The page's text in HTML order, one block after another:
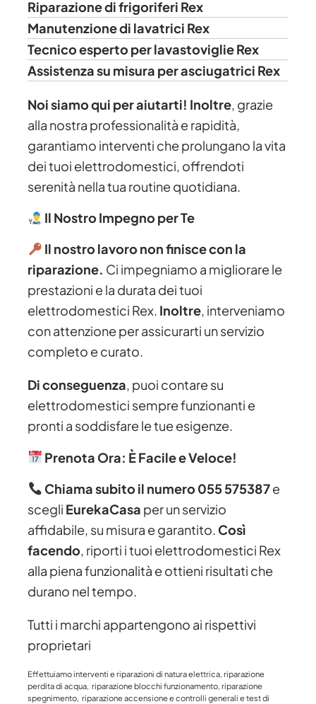
Riparazione di frigoriferi Rex
Manutenzione di lavatrici Rex
Tecnico esperto per lavastoviglie Rex
Assistenza su misura per asciugatrici Rex
Noi siamo qui per aiutarti! Inoltre, grazie
alla nostra professionalità e rapidità,
garantiamo interventi che prolungano la vita
dei tuoi elettrodomestici, offrendoti
serenità nella tua routine quotidiana.
Il Nostro Impegno per Te
Il nostro lavoro non finisce con la
riparazione. Ci impegniamo a migliorare le
prestazioni e la durata dei tuoi
elettrodomestici Rex. Inoltre, interveniamo
con attenzione per assicurarti un servizio
completo e curato.
Di conseguenza, puoi contare su
elettrodomestici sempre funzionanti e
pronti a soddisfare le tue esigenze.
Prenota Ora: È Facile e Veloce!
Chiama subito il numero 055 575387e
scegli EurekaCasa per un servizio
affidabile, su misura e garantito. Così
facendo, riporti i tuoi elettrodomestici Rex
alla piena funzionalità e ottieni risultati che
durano nel tempo.
Tutti i marchi appartengono ai rispettivi
proprietari
Effettuiamo interventi e riparazioni di natura elettrica, riparazione
perdita di acqua, riparazione blocchi funzionamento, riparazione
spegnimento, riparazione accensione e controlli generali e test di